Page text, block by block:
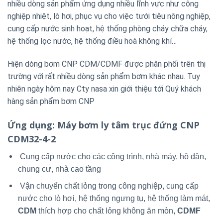
nhiều dòng sản phẩm ứng dụng nhiều lĩnh vực như công
nghiệp nhiệt, lò hơi, phục vụ cho việc tưới tiêu nông nghiệp,
cung cấp nước sinh hoạt, hệ thống phòng cháy chữa cháy,
hệ thống lọc nước, hệ thống điều hoà không khí…
Hiện dòng bơm CNP CDM/CDMF được phân phối trên thị
trường với rất nhiều dòng sản phẩm bơm khác nhau. Tuy
nhiên ngày hôm nay Cty nasa xin giới thiệu tới Quý khách
hàng sản phẩm bơm CNP
Ứng dụng: Máy bơm ly tâm trục đứng CNP
CDM32-4-2
Cung cấp nước cho các công trình, nhà máy, hộ dân,
chung cư, nhà cao tầng
Vận chuyển chất lỏng trong công nghiệp, cung cấp
nước cho lò hơi, hệ thống ngưng tụ, hệ thống làm mát,
CDM thích hợp cho chất lỏng không ăn mòn, CDMF